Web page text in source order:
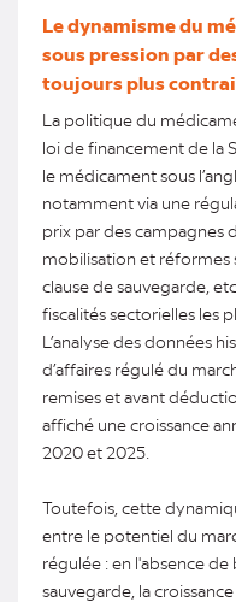
Le dynamisme du
sous pression par
toujours plus
La politique du
loi de financement de la
le médicament sous
notamment via une
prix par des campagnes
mobilisation et réformes
clause de sauvegarde,
fiscalités sectorielles les
L’analyse des données
d’affaires régulé du
remises et avant
affiché une croissance
2020 et 2025.
Toutefois, cette
entre le potentiel du
régulée : en l'absence
sauvegarde, la